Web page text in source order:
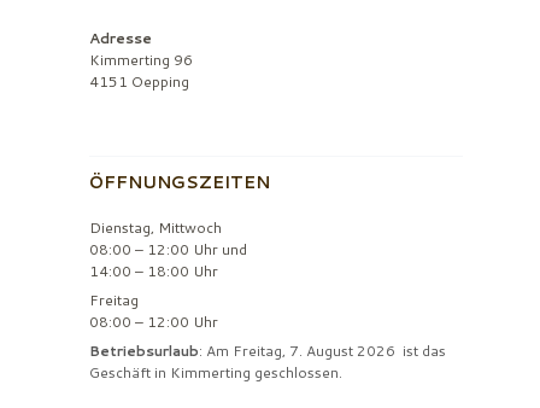
Adresse
Kimmerting 96
4151 Oepping
ÖFFNUNGSZEITEN
Dienstag, Mittwoch
08:00 – 12:00 Uhr und
14:00 – 18:00 Uhr
Freitag
08:00 – 12:00 Uhr
Betriebsurlaub: Am Freitag, 7. August 2026 ist das
Geschäft in Kimmerting geschlossen.